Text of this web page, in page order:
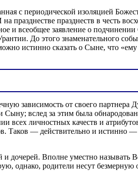
с периодической изоляцией
празднестве празднеств в честь
и всеобщее заявление о подчинении
До этого знаменательного
истинно сказать о Сыне, что «ему
зависимость от своего партнера
вслед за этим была
личностных качеств и
Таков — действительно и истинно
дочерей. Вполне уместно называть
однако, родители несут безмерную